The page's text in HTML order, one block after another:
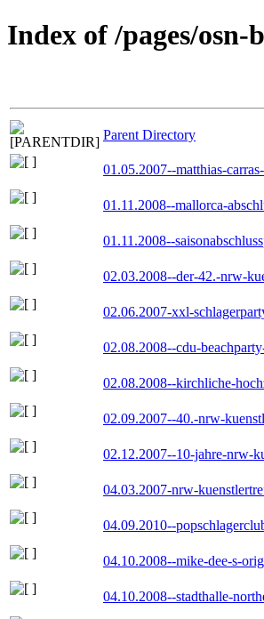
Index of /pages/
Parent Directory
01.05.2007--matthias-
01.11.2008--mallorca-
01.11.2008--
02.03.2008--der-42.-nrw-
02.06.2007-xxl-
02.08.2008--cdu-
02.08.2008--kirchliche-
02.09.2007--40.-nrw-
02.12.2007--10-jahre-nrw-
04.03.2007-nrw-
04.09.2010--
04.10.2008--mike-dee-s-
04.10.2008--stadthalle-